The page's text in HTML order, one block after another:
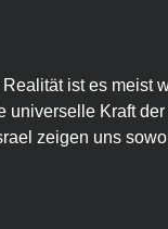
ist es meist
universelle Kraft
zeigen uns